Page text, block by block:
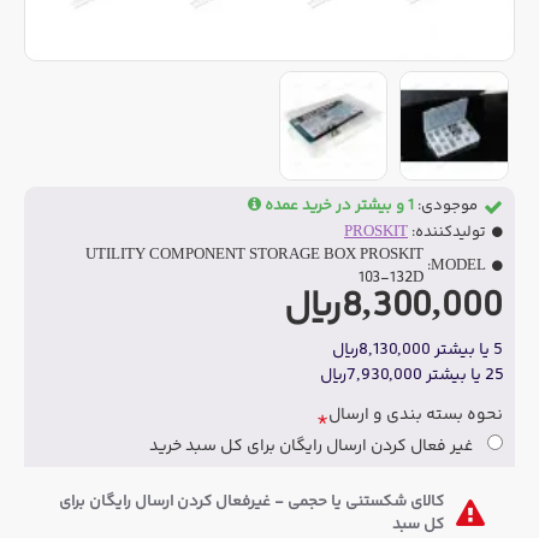
8,300,000ریال
5 یا بیشتر 8,130,000ریال
25 یا بیشتر 7,930,000ریال
موجودی: 1 و بیشتر در خرید عمده
تولیدکننده: PROSKIT
MODEL:
UTILITY COMPONENT STORAGE BOX PROSKIT
103-132D
نحوه بسته بندی و ارسال
غیر فعال کردن ارسال رایگان برای کل سبد خرید
کالای شکستنی یا حجمی - غیرفعال کردن ارسال رایگان برای
کل سبد